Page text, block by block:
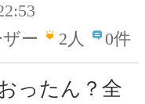
ー
2人 0件
ったん？全